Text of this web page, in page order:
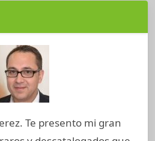
Te presento mi gran